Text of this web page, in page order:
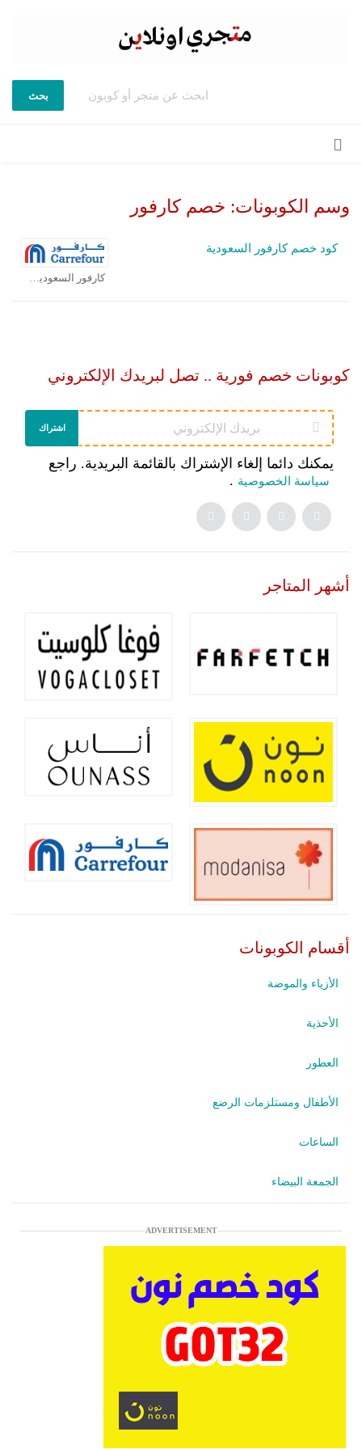
بحث
وسم الكوبونات: خصم كارفور
كود خصم كارفور السعودية
كوبونات خصم فورية .. تصل لبريدك الإلكتروني
اشتراك
يمكنك دائما إلغاء الإشتراك بالقائمة البريدية. راجع
سياسة الخصوصية .
أشهر المتاجر
أقسام الكوبونات
الأزياء والموضة
الأحذية
العطور
الأطفال ومستلزمات الرضع
الساعات
الجمعة البيضاء
ADVERTISEMENT